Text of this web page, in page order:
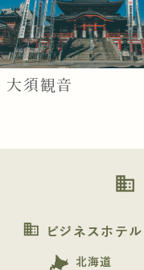
大須観音
business
business ビジネスホテル
北海道